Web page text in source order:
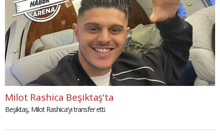
Milot Rashica Beşiktaş'ta
Beşiktaş, Milot Rashica'yı transfer etti.